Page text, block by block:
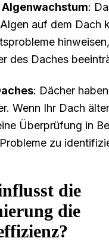
:
auf dem Dach
des Daches
: Dächer
Wenn Ihr Dach
Überprüfung in
zu
die
die